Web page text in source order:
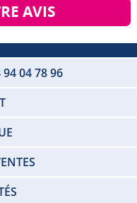
AVIS
04 78 96